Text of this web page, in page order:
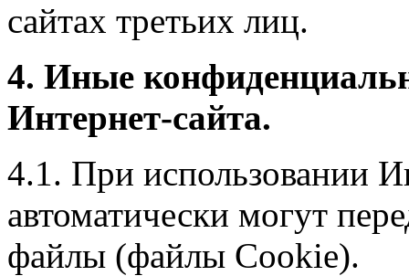
сайтах третьих лиц.
4. Иные
Интернет-сайта.
4.1. При использовании
автоматически могут
файлы (файлы Cookie).